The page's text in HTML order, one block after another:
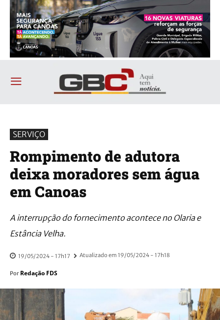
SERVIÇO
Rompimento de adutora
deixa moradores sem água
em Canoas
A interrupção do fornecimento acontece no Olaria e
Estância Velha.
19/05/2024 - 17h17 Atualizado em 19/05/2024 - 17h18
Por Redação FDS